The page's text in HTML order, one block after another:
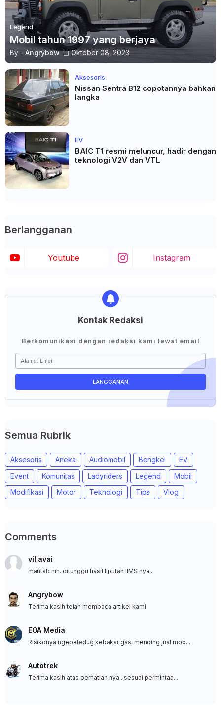
Legend
Mobil tahun 1997 yang berjaya
By - Angrybow Oktober 08, 2023
Aksesoris
Nissan Sentra B12 copotannya bahkan
langka
EV
BAIC T1 resmi meluncur, hadir dengan
teknologi V2V dan VTL
Berlangganan
Youtube Instagram
Kontak Redaksi
Berkomunikasi dengan redaksi kami lewat email
Semua Rubrik
Aksesoris Aneka Audiomobil Bengkel
EV
Event
Komunitas Ladyriders Legend
Mobil
Modifikasi
Motor Teknologi Tips Vlog
Comments
villavai
mantab nih..ditunggu hasil liputan IIMS nya..
Angrybow
Terima kasih telah membaca artikel kami
EOA Media
Risikonya ngebeledug kebakar gas, mending jual mob...
Autotrek
Terima kasih atas perhatian nya...sesuai permintaa...